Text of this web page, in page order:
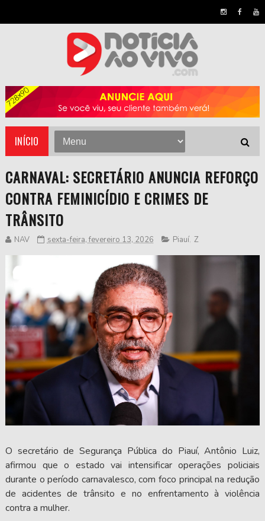
INÍCIO
CARNAVAL: SECRETÁRIO ANUNCIA REFORÇO
CONTRA FEMINICÍDIO E CRIMES DE
TRÂNSITO
NAV sexta-feira, fevereiro 13, 2026 Piauí, Z
O secretário de Segurança Pública do Piauí, Antônio Luiz,
afirmou que o estado vai intensificar operações policiais
durante o período carnavalesco, com foco principal na redução
de acidentes de trânsito e no enfrentamento à violência
contra a mulher.